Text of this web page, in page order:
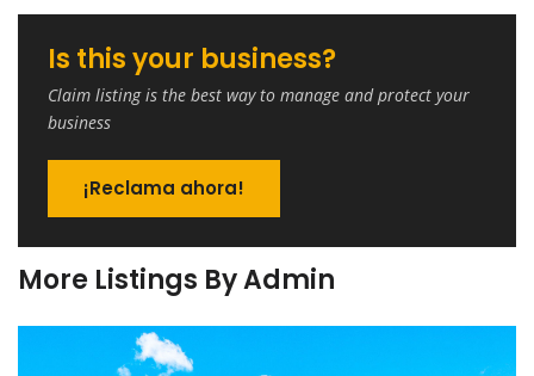
Is this your business?
Claim listing is the best way to manage and protect your
business
¡Reclama ahora!
More Listings By Admin